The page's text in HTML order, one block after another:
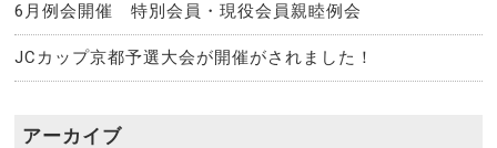
6月例会開催 特別会員・現役会員親睦例会
JCカップ京都予選大会が開催がされました！
アーカイブ